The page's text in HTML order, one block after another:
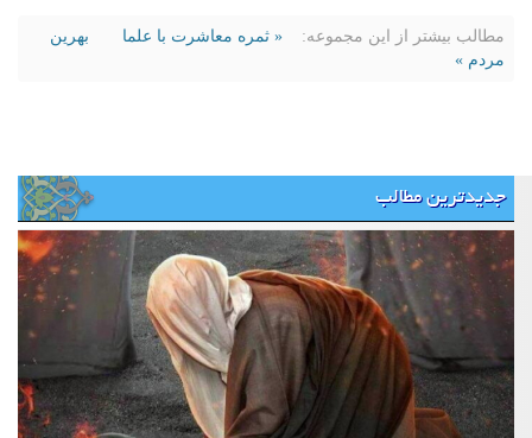
مطالب بیشتر از این مجموعه: « ثمره معاشرت با علما
بهرین
مردم »
جدیدترین مطالب